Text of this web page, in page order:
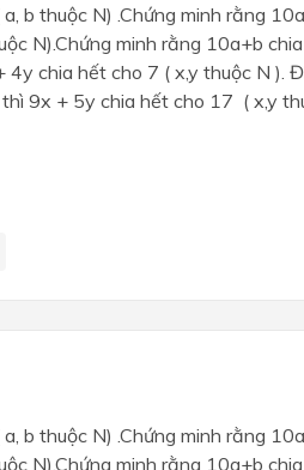
b thuộc N) .Chứng minh rằng
N).Chứng minh rằng 10a+b
chia hết cho 7 ( x,y thuộc N ).
9x + 5y chia hết cho 17 ( x,y
b thuộc N) .Chứng minh rằng
N).Chứng minh rằng 10a+b